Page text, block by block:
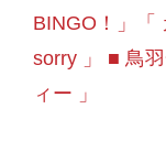
BINGO！」「
sorry 」 ■ 鳥
ィー 」